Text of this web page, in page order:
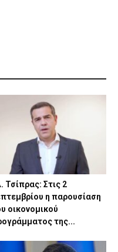
Τσίπρας: Στις 2
η παρουσίαση
οικονομικού
της...